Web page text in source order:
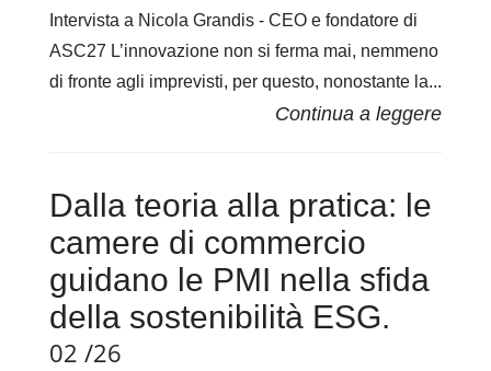
Intervista a Nicola Grandis - CEO e fondatore di
ASC27 L’innovazione non si ferma mai, nemmeno
di fronte agli imprevisti, per questo, nonostante la...
Dalla teoria alla pratica: le
camere di commercio
guidano le PMI nella sfida
della sostenibilità ESG.
02 /26